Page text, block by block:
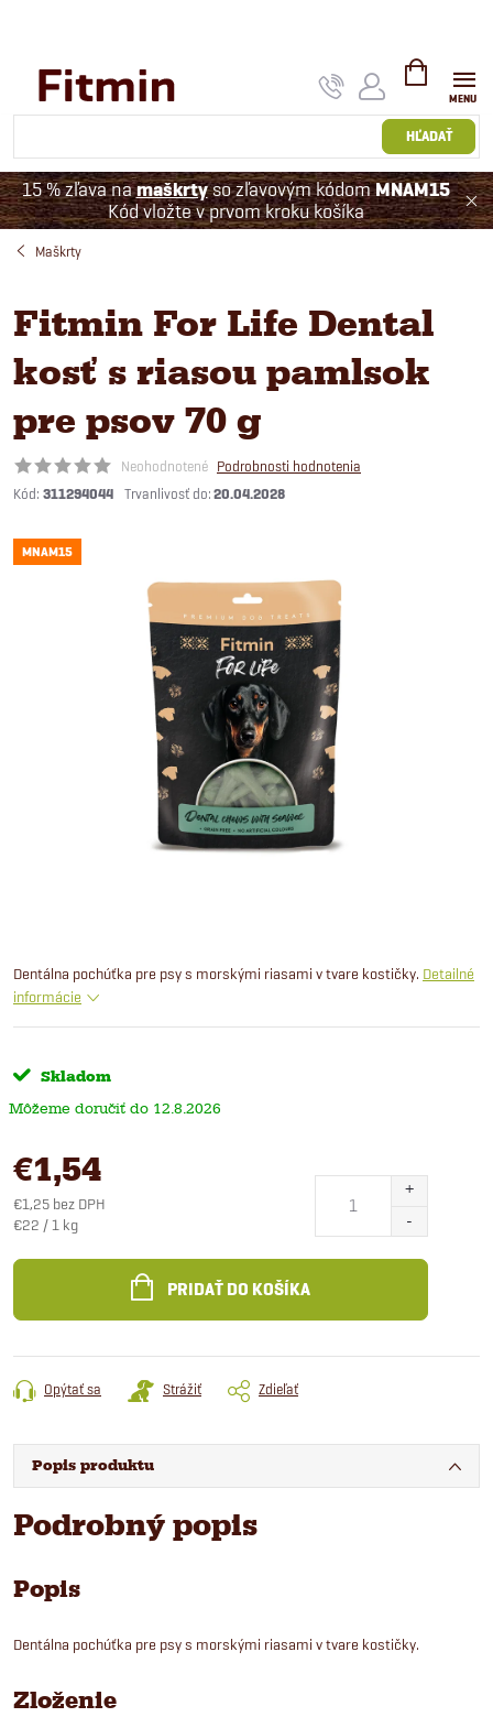
HĽADAŤ
NÁKUPNÝ
KOŠÍK
15 % zľava namaškrtyso zľavovým kódomMNAM15
Kód vložte v prvom kroku košíka
Maškrty
Fitmin For Life Dental
kosť s riasou pamlsok
pre psov 70 g
Neohodnotené Podrobnosti hodnotenia
Kód: 311294044 20.04.2028
MNAM15
Dentálna pochúťka pre psy s morskými riasami v tvare kostičky. Detailné
informácie
Skladom
12.8.2026
€1,54
€1,25 bez DPH
Jednotková
€22 / 1 kg
PRIDAŤ DO KOŠÍKA
Opýtať sa Strážiť Zdieľať
Popis produktu
Podrobný popis
Popis
Dentálna pochúťka pre psy s morskými riasami v tvare kostičky.
Zloženie